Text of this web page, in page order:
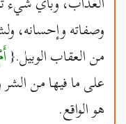
وصفاته وإحسانه،
من العقاب الوبيل.{
على ما فيها من
هو الواقع.